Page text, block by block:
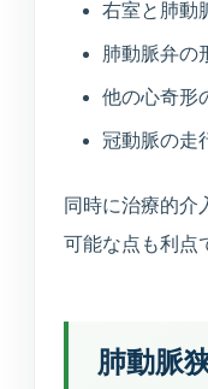
右室と肺動
肺動脈弁の
他の心奇形
冠動脈の走
同時に治療的介
可能な点も利点
肺動脈